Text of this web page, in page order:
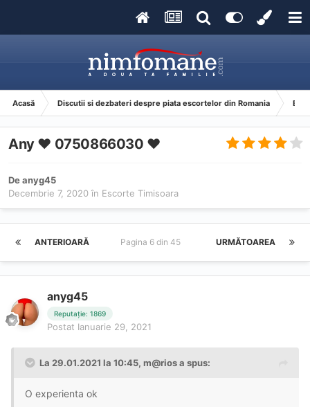
Acasă Discutii si dezbateri despre piata escortelor din Romania
Any ❤️ 0750866030 ❤️
Deanyg45
Decembrie 7, 2020 în Escorte Timisoara
ANTERIOARĂ URMĂTOAREA
Pagina 6 din 45
anyg45
Reputație: 1869
Postat Ianuarie 29, 2021
La 29.01.2021 la 10:45, m@riosa spus:
O experienta ok